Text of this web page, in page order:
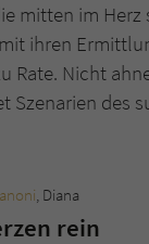
mitten im
ihren
Rate. Nicht
Szenarien des
, Diana
rein